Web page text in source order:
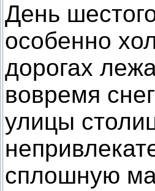
День
особенно
дорогах
вовремя
улицы
сплошную